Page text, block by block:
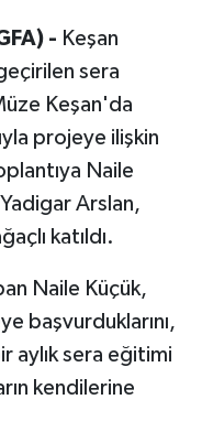
- Keşan
sera
Keşan'da
projeye ilişkin
Naile
Arslan,
katıldı.
Naile Küçük,
başvurduklarını,
aylık sera eğitimi
kendilerine